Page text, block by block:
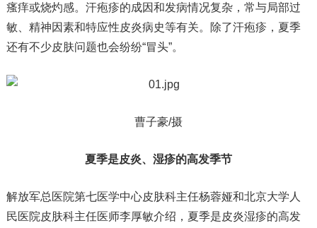
瘙痒或烧灼感。汗疱疹的成因和发病情况复杂，常与局部过
敏、精神因素和特应性皮炎病史等有关。除了汗疱疹，夏季
还有不少皮肤问题也会纷纷“冒头”。
曹子豪/摄
夏季是皮炎、湿疹的高发季节
解放军总医院第七医学中心皮肤科主任杨蓉娅和北京大学人
民医院皮肤科主任医师李厚敏介绍，夏季是皮炎湿疹的高发